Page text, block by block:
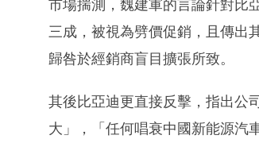
市場揣測，魏建軍的言論針對比
三成，被視為劈價促銷，且傳出
歸咎於經銷商盲目擴張所致。
其後比亞迪更直接反擊，指出公
大」，「任何唱衰中國新能源汽